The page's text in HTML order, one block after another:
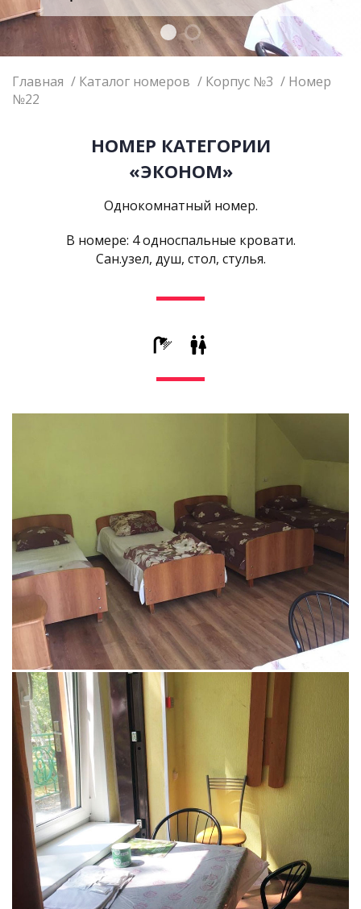
Главная Каталог номеров Корпус №3
Номер
№22
НОМЕР КАТЕГОРИИ
«ЭКОНОМ»
Однокомнатный номер.
В номере: 4 односпальные кровати.
Сан.узел, душ, стол, стулья.